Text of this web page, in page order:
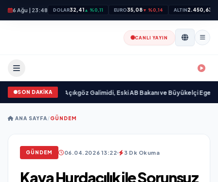
6 Ağu | 23:48 DOLAR32,41▲ %0,11 EURO35,08▼ %0,14 ALTIN2.450,63
CANLI YAYIN
SON DAKİKA
•Ali Emre Açıkgöz Galimidi, Eski AB Bakanı ve Büyükelçi Egemen
ANA SAYFA/GÜNDEM
GÜNDEM 06.04.2026 13:22 3 Dk Okuma
Kaya Hurdacılık ile Sorunsuz